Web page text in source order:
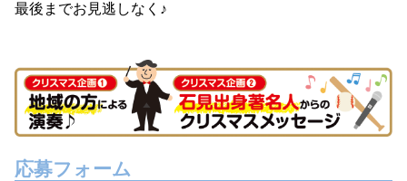
最後までお見逃しなく♪
応募フォーム